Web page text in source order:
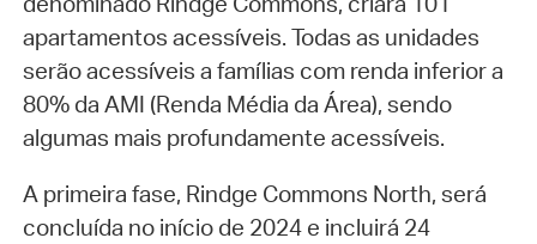
apartamentos acessíveis. Todas as unidades
serão acessíveis a famílias com renda inferior a
80% da AMI (Renda Média da Área), sendo
algumas mais profundamente acessíveis.
A primeira fase, Rindge Commons North, será
concluída no início de 2024 e incluirá 24